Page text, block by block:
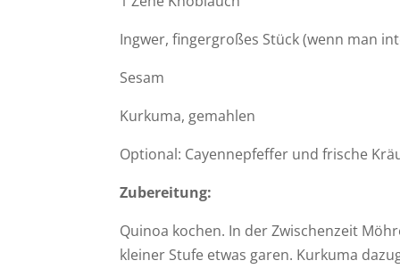
Ingwer, fingergroßes Stück (wenn man
Sesam
Kurkuma, gemahlen
Optional: Cayennepfeffer und frische
Zubereitung:
Quinoa kochen. In der Zwischenzeit
kleiner Stufe etwas garen. Kurkuma